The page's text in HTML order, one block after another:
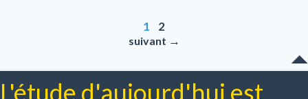
1 2
suivant →
L'étude d'aujourd'hui est